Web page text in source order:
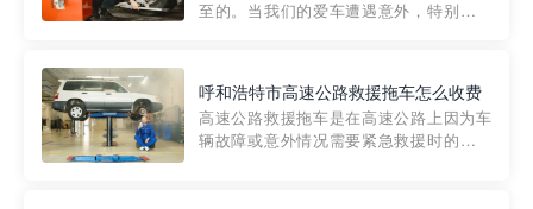
至的。当我们的爱车遭遇意外，特别是在
细解析一下市区事故救援拖车的收费标
准，以及在选用拖车服务时应注...
呼和浩特市高速公路救援拖车怎么收费
高速公路救援拖车是在高速公路上因为车
辆故障或意外情况需要紧急救援时的必备